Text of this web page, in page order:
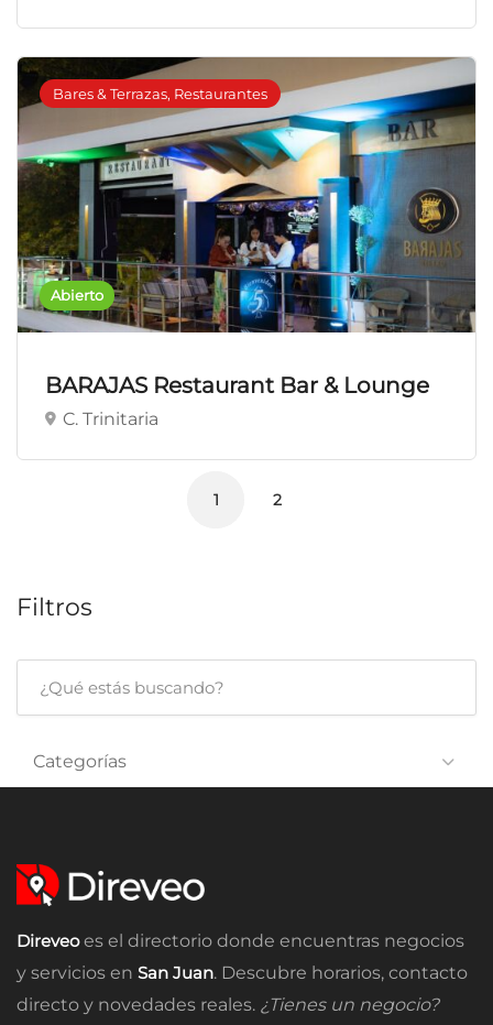
Abierto
Bares & Terrazas, Restaurantes
BARAJAS Restaurant Bar & Lounge
C. Trinitaria
1 2
Filtros
Categorías
Direveoes el directorio donde encuentras negocios
y servicios en San Juan. Descubre horarios, contacto
directo y novedades reales. ¿Tienes un negocio?